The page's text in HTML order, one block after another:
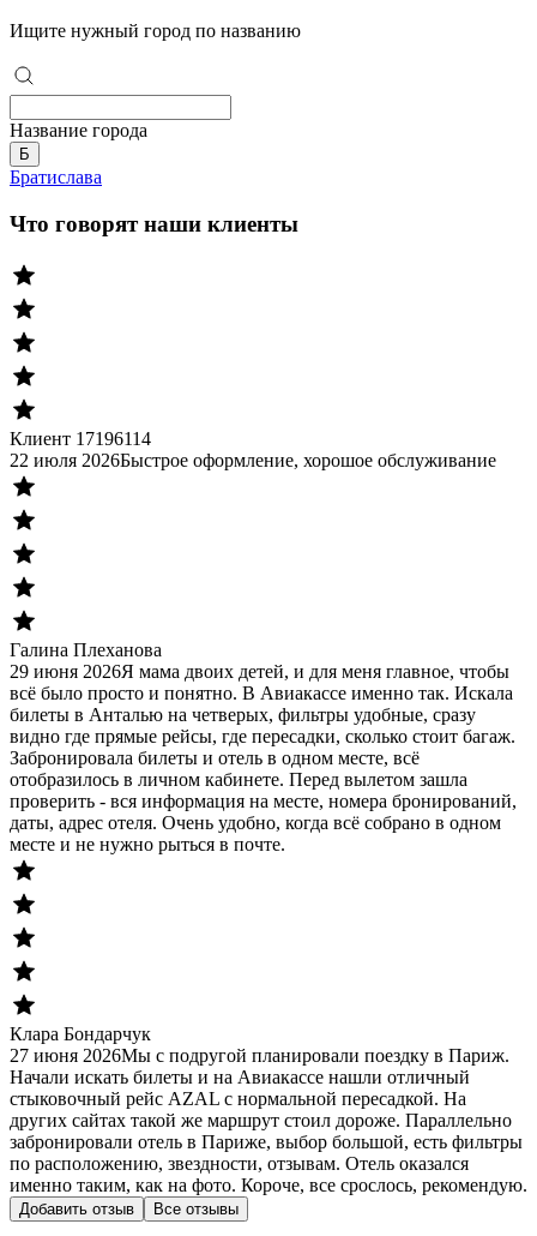
Ищите нужный город по названию
Название города
Б
Братислава
Что говорят наши клиенты
Клиент 17196114
22 июля 2026Быстрое оформление, хорошое обслуживание
Галина Плеханова
29 июня 2026Я мама двоих детей, и для меня главное, чтобы
всё было просто и понятно. В Авиакассе именно так. Искала
билеты в Анталью на четверых, фильтры удобные, сразу
видно где прямые рейсы, где пересадки, сколько стоит багаж.
Забронировала билеты и отель в одном месте, всё
отобразилось в личном кабинете. Перед вылетом зашла
проверить - вся информация на месте, номера бронирований,
даты, адрес отеля. Очень удобно, когда всё собрано в одном
месте и не нужно рыться в почте.
Клара Бондарчук
27 июня 2026Мы с подругой планировали поездку в Париж.
Начали искать билеты и на Авиакассе нашли отличный
стыковочный рейс AZAL с нормальной пересадкой. На
других сайтах такой же маршрут стоил дороже. Параллельно
забронировали отель в Париже, выбор большой, есть фильтры
по расположению, звездности, отзывам. Отель оказался
именно таким, как на фото. Короче, все срослось, рекомендую.
Добавить отзыв Все отзывы